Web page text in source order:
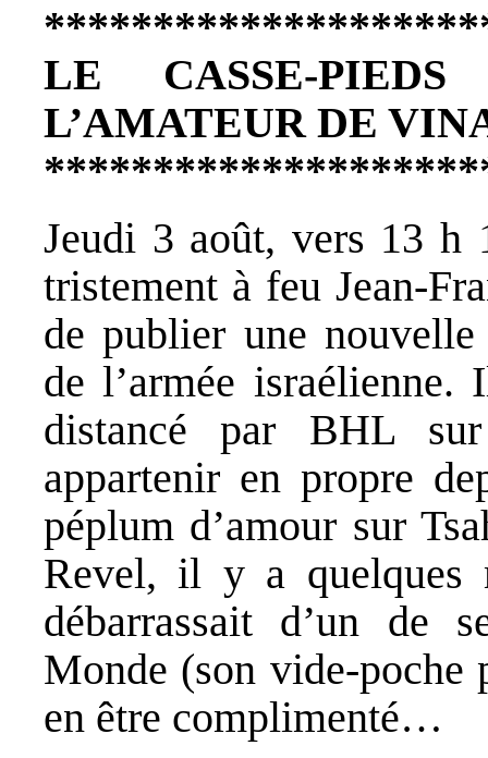
LE CASSE-
L’AMATEUR DE
Jeudi 3 août, vers 13 h
tristement à feu Jean-
de publier une
de l’armée
distancé par BHL
appartenir en propre
péplum d’amour sur
Revel, il y a quelques
débarrassait d’un de
Monde (son vide-
en être complimenté…